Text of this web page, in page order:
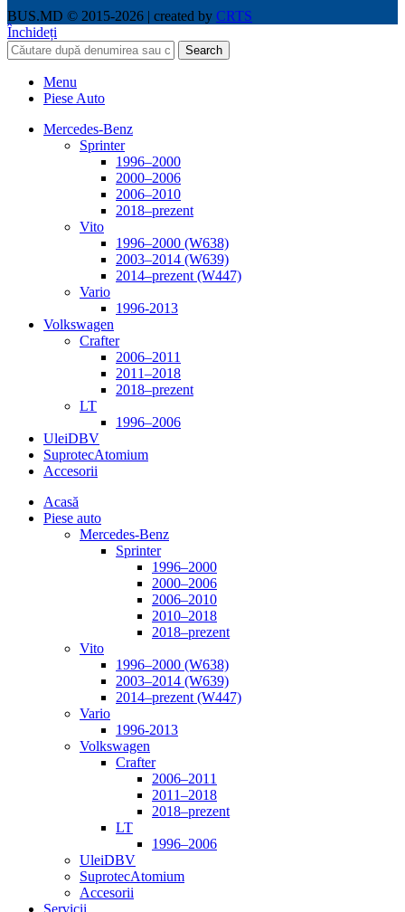
BUS.MD © 2015-2026 | created by CRTS
Închideți
Search
Menu
Piese Auto
Mercedes-Benz
Sprinter
1996–2000
2000–2006
2006–2010
2018–prezent
Vito
1996–2000 (W638)
2003–2014 (W639)
2014–prezent (W447)
Vario
1996-2013
Volkswagen
Crafter
2006–2011
2011–2018
2018–prezent
LT
1996–2006
UleiDBV
SuprotecAtomium
Accesorii
Acasă
Piese auto
Mercedes-Benz
Sprinter
1996–2000
2000–2006
2006–2010
2010–2018
2018–prezent
Vito
1996–2000 (W638)
2003–2014 (W639)
2014–prezent (W447)
Vario
1996-2013
Volkswagen
Crafter
2006–2011
2011–2018
2018–prezent
LT
1996–2006
UleiDBV
SuprotecAtomium
Accesorii
Servicii